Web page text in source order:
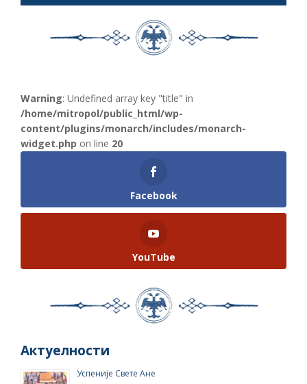
Warning: Undefined array key "title" in
/home/mitropol/public_html/wp-
content/plugins/monarch/includes/monarch-
widget.php on line 20
Facebook
YouTube
Актуелности
Успеније Свете Ане